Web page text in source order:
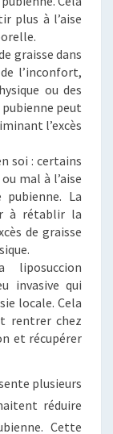
plus à l’aise
graisse dans
l’inconfort,
ou des
peut
l’excès
soi : certains
mal à l’aise
pubienne. La
à rétablir la
de graisse
liposuccion
invasive qui
locale. Cela
rentrer chez
et récupérer
plusieurs
réduire
Cette